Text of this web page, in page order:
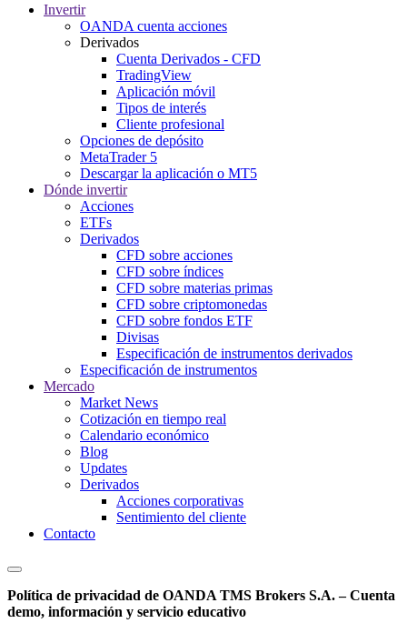
Invertir
OANDA cuenta acciones
Derivados
Cuenta Derivados - CFD
TradingView
Aplicación móvil
Tipos de interés
Cliente profesional
Opciones de depósito
MetaTrader 5
Descargar la aplicación o MT5
Dónde invertir
Acciones
ETFs
Derivados
CFD sobre acciones
CFD sobre índices
CFD sobre materias primas
CFD sobre criptomonedas
CFD sobre fondos ETF
Divisas
Especificación de instrumentos derivados
Especificación de instrumentos
Mercado
Market News
Cotización en tiempo real
Calendario económico
Blog
Updates
Derivados
Acciones corporativas
Sentimiento del cliente
Contacto
Política de privacidad de OANDA TMS Brokers S.A. – Cuenta
demo, información y servicio educativo